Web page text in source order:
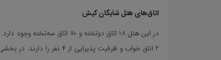
اتاق‌های هتل شایگان کیش
۲ اتاق خواب و ظرفیت